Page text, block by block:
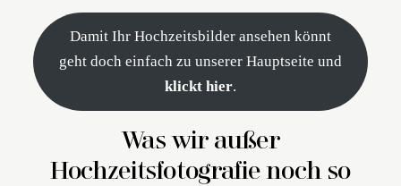
Damit Ihr Hochzeitsbilder ansehen könnt
geht doch einfach zu unserer Hauptseite und
klickt hier.
Was wir außer
Hochzeitsfotografie noch so